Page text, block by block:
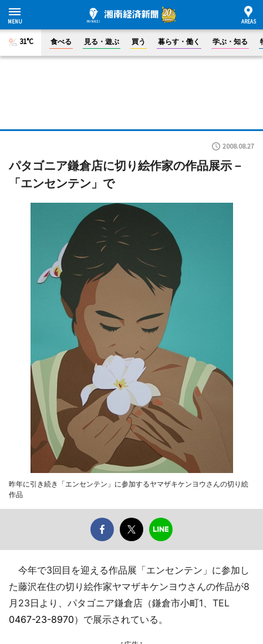
31°C 食べる 見る・遊ぶ 買う 暮らす・働く 学ぶ・知る
2008.08.27
パタゴニア鎌倉店に切り絵作家の作品展示－
「エンセンテン」で
昨年に引き続き「エンセンテン」に参加するヤマザキケンヨウさんの切り絵
作品
今年で3回目を迎える作品展「エンセンテン」に参加し
た藤沢在住の切り絵作家ヤマザキケンヨウさんの作品が8
月23日より、パタゴニア鎌倉店（鎌倉市小町1、TEL
0467-23-8970）で展示されている。